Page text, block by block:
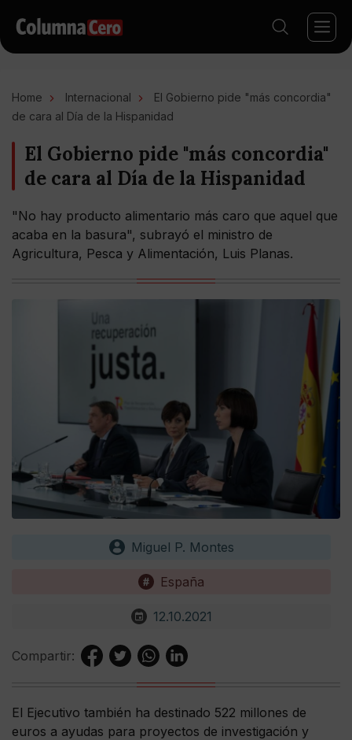
Home Internacional
El Gobierno pide "más concordia"
de cara al Día de la Hispanidad
El Gobierno pide "más concordia"
de cara al Día de la Hispanidad
"No hay producto alimentario más caro que aquel que
acaba en la basura", subrayó el ministro de
Agricultura, Pesca y Alimentación, Luis Planas.
Miguel P. Montes
España
12.10.2021
Compartir:
El Ejecutivo también ha destinado 522 millones de
euros a ayudas para proyectos de investigación y